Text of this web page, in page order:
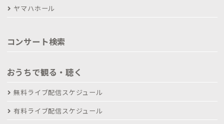
ヤマハホール
コンサート検索
おうちで観る・聴く
無料ライブ配信スケジュール
有料ライブ配信スケジュール